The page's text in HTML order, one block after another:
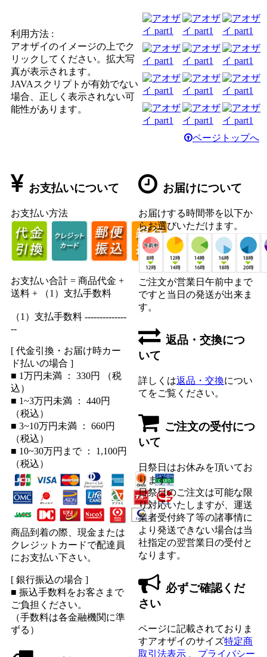
利用方法 :
アオザイのイメージの上でク
リックしてください。拡大写
真が表示されます。
JAVAスクリプトが有効でない
場合、正しく表示されない可
能性があります。
ページトップへ
お支払いについて
お支払い方法
お支払い合計 = 商品代金 +
送料 + （1）支払手数料
（1）支払手数料 --------------
--
[ 代金引換・お届け時カー
ド払いの場合 ]
■ 1万円未満 ： 330円 （税
込）
■ 1~3万円未満 ： 440円
（税込）
■ 3~10万円未満 ： 660円
（税込）
■ 10~30万円まで ： 1,100円
（税込）
商品到着の際、現金または
クレジットカードで配達員
にお支払い下さい。
[ 銀行振込の場合 ]
■ 振込手数料をお客さまで
ご負担ください。
（手数料は各金融機関に準
ずる）
お届けについて
お届けする時間帯を以下か
らお選びいただけます。
ご注文が営業日午前中まで
ですと当日の発送が出来ま
す。
返品・交換につ
いて
詳しくは返品・交換につい
てをご覧ください。
ご注文の受付につ
いて
日祭日はお休みを頂いてお
ります。
日祭日のご注文は可能な限
り対応いたしますが、運送
業者受付終了等の諸事情に
より発送できない場合は当
社指定の翌営業日の受付と
なります。
必ずご確認くだ
さい
ページに記載されておりま
すアオザイのサイズ特定商
取引法表示
プライバシー